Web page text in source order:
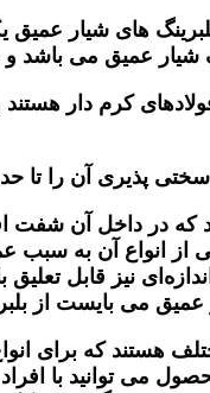
های شیار
عمیق می باشد
کرم دار هستند
پذیری آن را تا
که در داخل آن شفت
انواع آن به سبب
نیز قابل
عمیق می بایست از
هستند که برای
می توانید با